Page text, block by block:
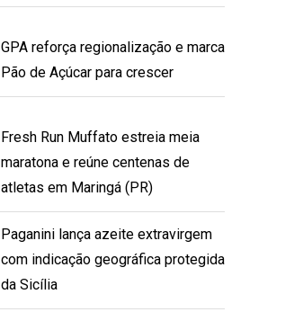
GPA reforça regionalização e marca
Pão de Açúcar para crescer
Fresh Run Muffato estreia meia
maratona e reúne centenas de
atletas em Maringá (PR)
Paganini lança azeite extravirgem
com indicação geográfica protegida
da Sicília